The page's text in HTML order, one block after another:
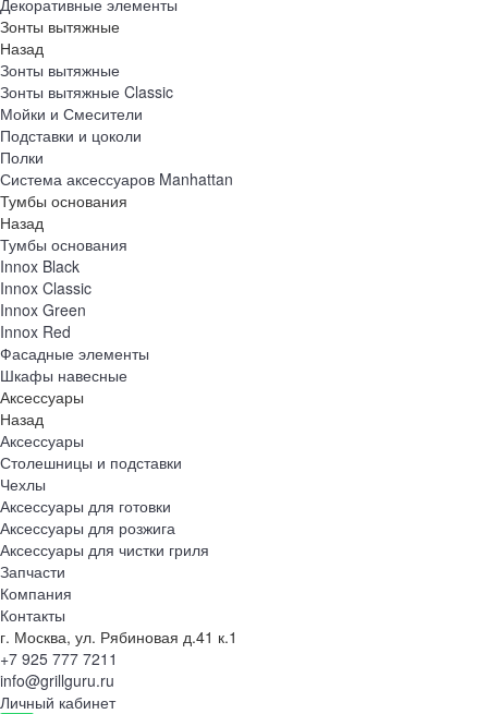
Декоративные элементы
Зонты вытяжные
Назад
Зонты вытяжные
Зонты вытяжные Classic
Мойки и Смесители
Подставки и цоколи
Полки
Система аксессуаров Manhattan
Тумбы основания
Назад
Тумбы основания
Innox Black
Innox Classic
Innox Green
Innox Red
Фасадные элементы
Шкафы навесные
Аксессуары
Назад
Аксессуары
Столешницы и подставки
Чехлы
Аксессуары для готовки
Аксессуары для розжига
Аксессуары для чистки гриля
Запчасти
Компания
Контакты
г. Москва, ул. Рябиновая д.41 к.1
+7 925 777 7211
info@grillguru.ru
Личный кабинет